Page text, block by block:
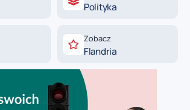
Polityka
Zobacz
Flandria